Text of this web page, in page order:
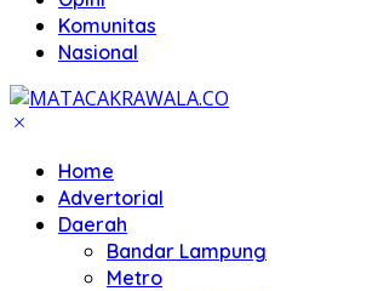
Komunitas
Nasional
Home
Advertorial
Daerah
Bandar Lampung
Metro